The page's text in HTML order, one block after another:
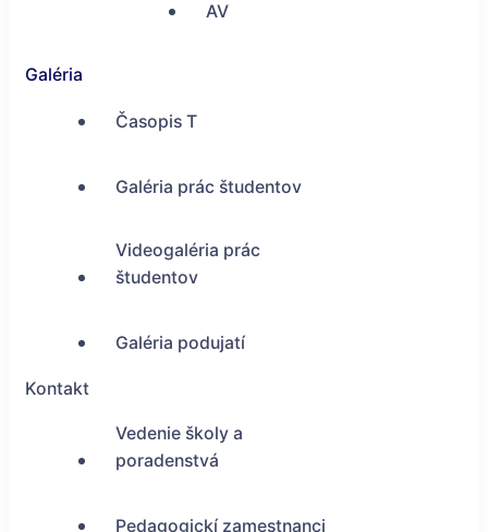
AV
Galéria
Časopis T
Galéria prác študentov
Videogaléria prác
študentov
Galéria podujatí
Kontakt
Vedenie školy a
poradenstvá
Pedagogickí zamestnanci